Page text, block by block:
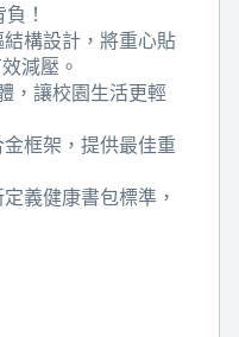
！
構設計，將重心貼
減壓。
，讓校園生活更輕
框架，提供最佳重
義健康書包標準，